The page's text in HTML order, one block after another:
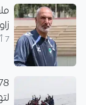
7 أغسطس 2026